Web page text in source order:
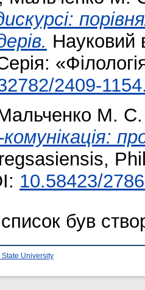
Науковий
Серія:
2409-
М. С.
10.58423/
був
State University